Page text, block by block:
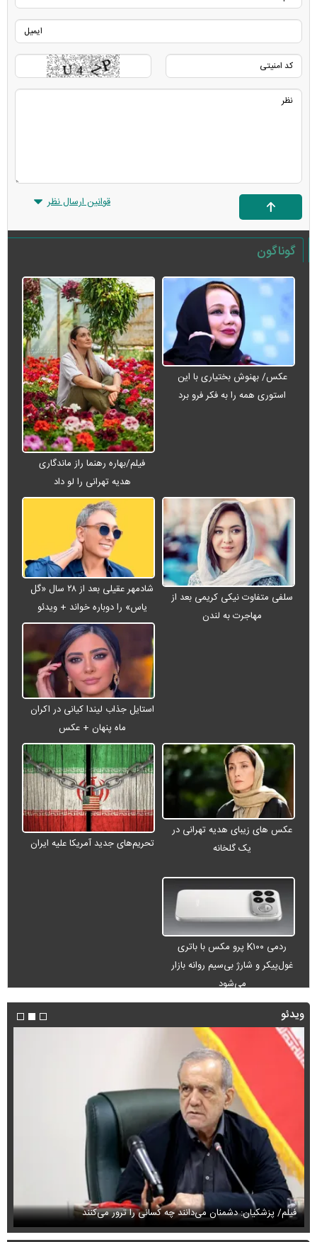
قوانین ارسال نظر
گوناگون
عکس/ بهنوش بختیاری با این
استوری همه را به فکر فرو برد
فیلم/بهاره رهنما راز ماندگاری
هدیه تهرانی را لو داد
سلفی متفاوت نیکی کریمی بعد از
مهاجرت به لندن
شادمهر عقیلی بعد از ۲۸ سال «گل
یاس» را دوباره خواند + ویدئو
استایل جذاب لیندا کیانی در اکران
ماه پنهان + عکس
عکس های زیبای هدیه تهرانی در
یک گلخانه
تحریم‌های جدید آمریکا علیه ایران
ردمی K۱۰۰ پرو مکس با باتری
غول‌پیکر و شارژ بی‌سیم روانه بازار
می‌شود
ویدئو
فیلم/ پزشکیان: دشمنان می‌دانند چه کسانی را ترور می‌کنند